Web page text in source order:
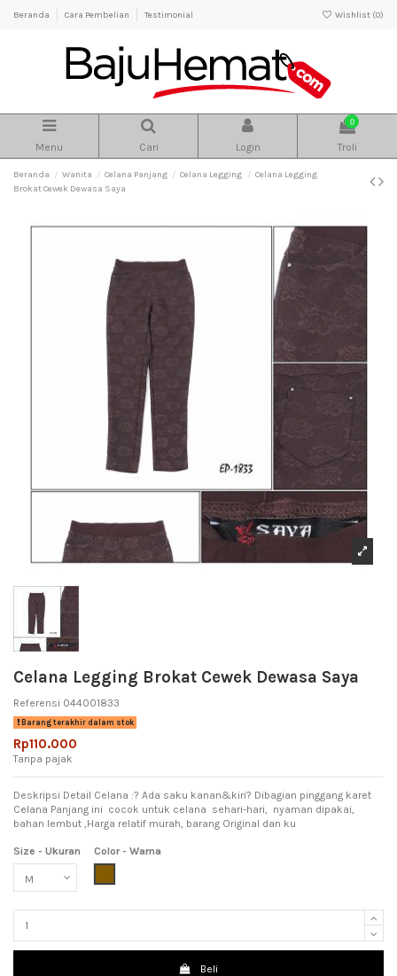
Beranda Cara Pembelian Testimonial Wishlist (0)
Menu Cari Login
0
Troli
Beranda Wanita Celana Panjang Celana Legging
Celana Legging
Brokat Cewek Dewasa Saya
Celana Legging Brokat Cewek Dewasa Saya
Referensi 044001833
Barang terakhir dalam stok
Rp110.000
Tanpa pajak
Deskripsi Detail Celana :? Ada saku kanan&kiri? Dibagian pinggang karet
Celana Panjang ini cocok untuk celana sehari-hari, nyaman dipakai,
bahan lembut ,Harga relatif murah, barang Original dan ku
Size - Ukuran
Color - Warna
Beli